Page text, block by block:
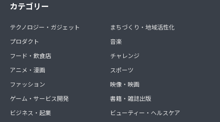
カテゴリー
テクノロジー・ガジェット
プロダクト
フード・飲食店
アニメ・漫画
ファッション
ゲーム・サービス開発
ビジネス・起業
まちづくり・地域活性化
音楽
チャレンジ
スポーツ
映像・映画
書籍・雑誌出版
ビューティー・ヘルスケア